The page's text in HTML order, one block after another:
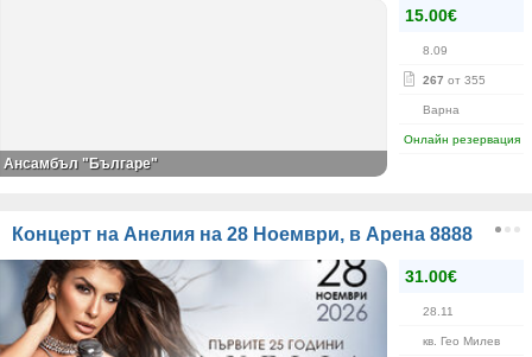
15.00€
8.09
267 от 355
Варна
Онлайн резервация
Ансамбъл "Българе"
Концерт на Анелия на 28 Ноември, в Арена 8888
31.00€
28.11
кв. Гео Милев